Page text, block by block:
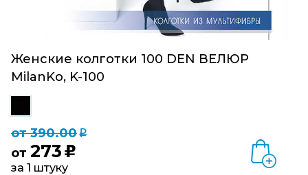
Женские колготки 100 DEN ВЕЛЮР
MilanKo, K-100
от 390.00q
от 273 u
за 1 штуку